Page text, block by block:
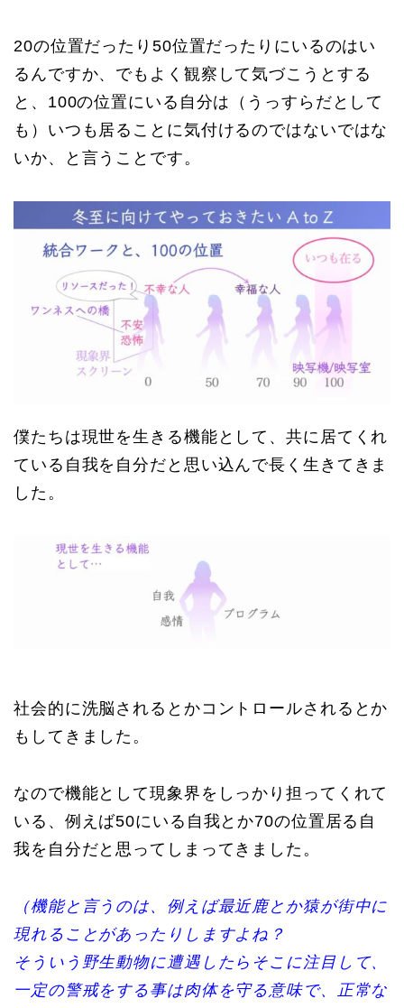
20の位置だったり50位置だったりにいるのはい
るんですか、でもよく観察して気づこうとする
と、100の位置にいる自分は（うっすらだとして
も）いつも居ることに気付けるのではないではな
いか、と言うことです。
僕たちは現世を生きる機能として、共に居てくれ
ている自我を自分だと思い込んで長く生きてきま
した。
社会的に洗脳されるとかコントロールされるとか
もしてきました。
なので機能として現象界をしっかり担ってくれて
いる、例えば50にいる自我とか70の位置居る自
我を自分だと思ってしまってきました。
（機能と言うのは、例えば最近鹿とか猿が街中に
現れることがあったりしますよね？
そういう野生動物に遭遇したらそこに注目して、
一定の警戒をする事は肉体を守る意味で、正常な